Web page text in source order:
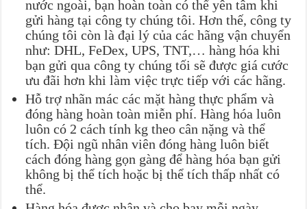
nước ngoài, bạn hoàn toàn có thể yên tâm khi
gửi hàng tại công ty chúng tôi. Hơn thế, công ty
chúng tôi còn là đại lý của các hãng vận chuyển
như: DHL, FeDex, UPS, TNT,… hàng hóa khi
bạn gửi qua công ty chúng tối sẽ được giá cước
ưu đãi hơn khi làm việc trực tiếp với các hãng.
Hỗ trợ nhãn mác các mặt hàng thực phẩm và
đóng hàng hoàn toàn miễn phí. Hàng hóa luôn
luôn có 2 cách tính kg theo cân nặng và thể
tích. Đội ngũ nhân viên đóng hàng luôn biết
cách đóng hàng gọn gàng để hàng hóa bạn gửi
không bị thể tích hoặc bị thể tích thấp nhất có
thể.